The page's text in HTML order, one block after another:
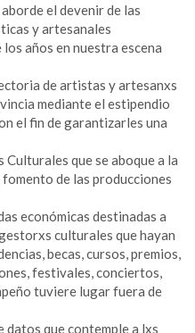
el devenir de las
y artesanales
años en nuestra escena
de artistas y artesanxs
mediante el estipendio
el fin de garantizarles una
que se aboque a la
de las producciones
económicas destinadas a
culturales que hayan
becas, cursos, premios,
festivales, conciertos,
tuviere lugar fuera de
datos que contemple a lxs